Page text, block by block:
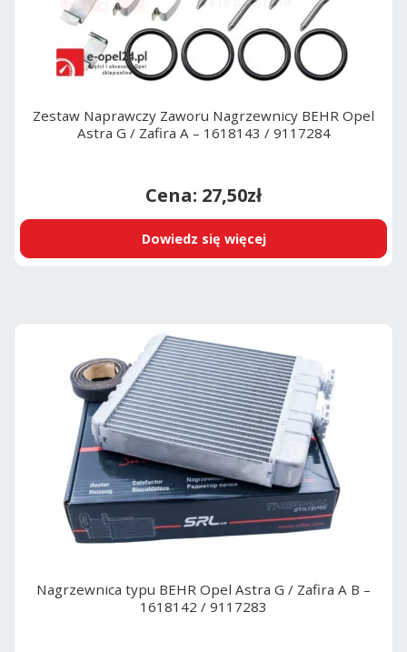
Zestaw Naprawczy Zaworu Nagrzewnicy BEHR Opel
Astra G / Zafira A – 1618143 / 9117284
27,50zł
Dowiedz się więcej
Nagrzewnica typu BEHR Opel Astra G / Zafira A B –
1618142 / 9117283